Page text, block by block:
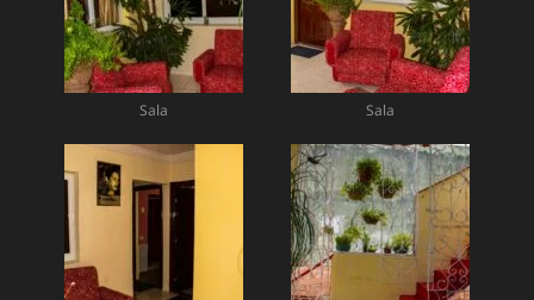
Sala Sala